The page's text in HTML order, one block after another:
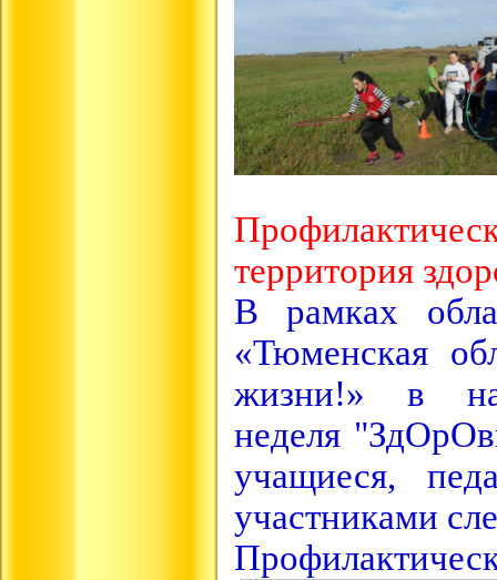
территория
В рамках
«Тюменская
жизни!» в
неделя
учащиеся,
участниками